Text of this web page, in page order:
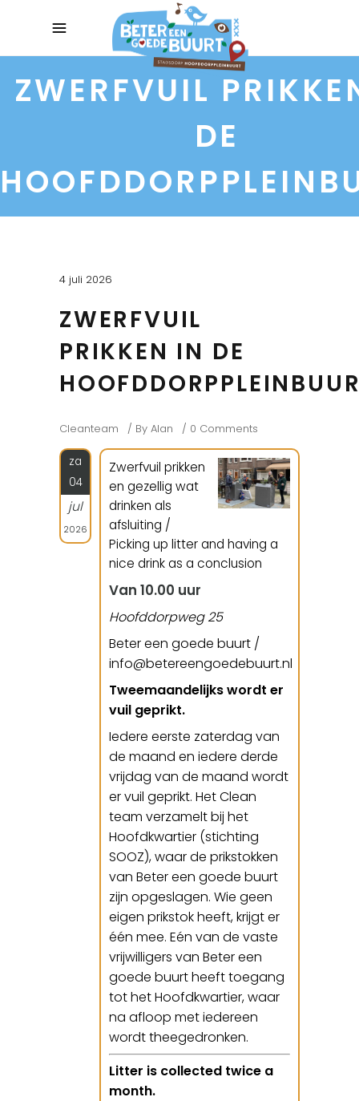
ZWERFVUIL
DE
4 juli 2026
ZWERFVUIL
PRIKKEN IN DE
Cleanteam By Alan 0 Comments
za
04
jul
2026
Zwerfvuil prikken
en gezellig wat
drinken als
afsluiting /
Picking up litter and having a
nice drink as a conclusion
Van 10.00 uur
Hoofddorpweg 25
Beter een goede buurt /
info@betereengoedebuurt.nl
Tweemaandelijks wordt er
vuil geprikt.
Iedere eerste zaterdag van
de maand en iedere derde
vrijdag van de maand wordt
er vuil geprikt. Het Clean
team verzamelt bij het
Hoofdkwartier (stichting
SOOZ), waar de prikstokken
van Beter een goede buurt
zijn opgeslagen. Wie geen
eigen prikstok heeft, krijgt er
één mee. Eén van de vaste
vrijwilligers van Beter een
goede buurt heeft toegang
tot het Hoofdkwartier, waar
na afloop met iedereen
wordt theegedronken.
Litter is collected twice a
month.